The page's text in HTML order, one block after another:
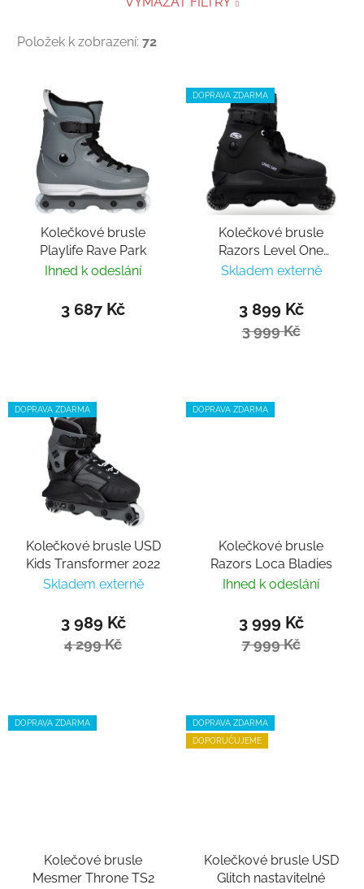
Položek k zobrazení: 72
Výpis produktů
Kolečkové brusle
Playlife Rave Park
Ihned k odeslání
3 687 Kč
DOPRAVA ZDARMA
Kolečkové brusle
Razors Level One
Junior black
Skladem externě
3 899 Kč
3 999 Kč
DOPRAVA ZDARMA
Kolečkové brusle USD
Kids Transformer 2022
Skladem externě
3 989 Kč
4 299 Kč
DOPRAVA ZDARMA
Kolečkové brusle
Razors Loca Bladies
Ihned k odeslání
3 999 Kč
7 999 Kč
DOPRAVA ZDARMA
Kolečové brusle
Mesmer Throne TS2
DOPRAVA ZDARMA
DOPORUČUJEME
Kolečkové brusle USD
Glitch nastavitelné